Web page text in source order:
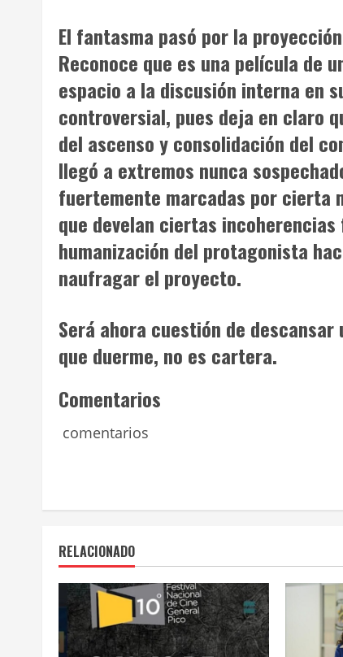
El fantasma pasó por la
Reconoce que es una película de
espacio a la discusión interna en
controversial, pues deja en claro
del ascenso y consolidación del
llegó a extremos nunca
fuertemente marcadas por cierta
que develan ciertas
humanización del protagonista
naufragar el proyecto.
Será ahora cuestión de
que duerme, no es cartera.
Comentarios
comentarios
RELACIONADO